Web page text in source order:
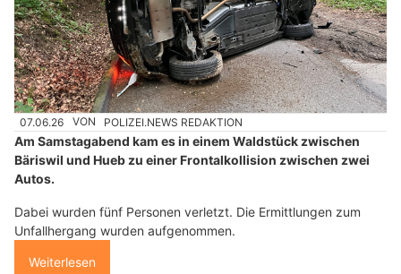
07.06.26 VON POLIZEI.NEWS REDAKTION
Am Samstagabend kam es in einem Waldstück zwischen
Bäriswil und Hueb zu einer Frontalkollision zwischen zwei
Autos.
Dabei wurden fünf Personen verletzt. Die Ermittlungen zum
Unfallhergang wurden aufgenommen.
Weiterlesen